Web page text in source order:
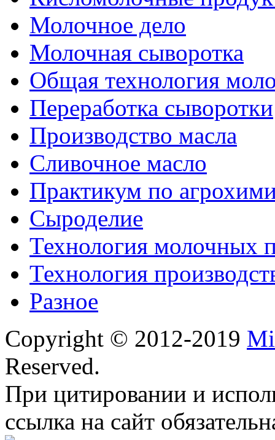
Молочное дело
Молочная сыворотка
Общая технология
Переработка сыворотки
Производство масла
Сливочное масло
Практикум по
Сыроделие
Технология молочных
Технология
Разное
Copyright © 2012-2019
Reserved.
При цитировании и
ссылка на сайт